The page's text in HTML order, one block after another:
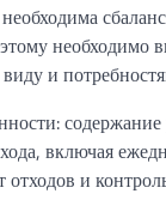
необходимо
и
содержание
включая
отходов и